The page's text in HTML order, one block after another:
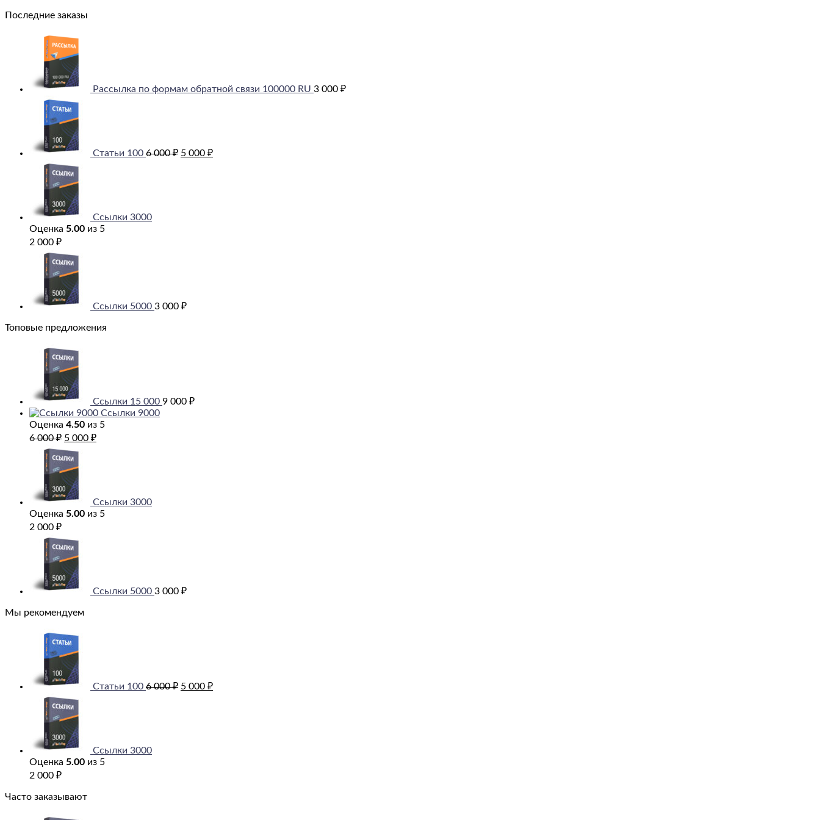
Последние заказы
Рассылка по формам обратной связи 100000 RU 3 000 ₽
Статьи 100 6 000₽ 000 ₽.
5 000 ₽
Ссылки 3000
Оценка 5.00 из 5
2 000 ₽
Ссылки 5000 3 000 ₽
Топовые предложения
Ссылки 15 000 9 000 ₽
Ссылки 9000
Оценка 4.50 из 5
6 000₽ Первоначальная
цена
составляла
6
000 ₽.
5 000 ₽Текущая
Ссылки 3000
Оценка 5.00 из 5
2 000 ₽
Ссылки 5000 3 000 ₽
Мы рекомендуем
Статьи 100 6 000₽ 000 ₽.
5 000 ₽
Ссылки 3000
Оценка 5.00 из 5
2 000 ₽
Часто заказывают